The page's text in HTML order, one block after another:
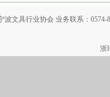
波文具行业协会 业务联系：
浙